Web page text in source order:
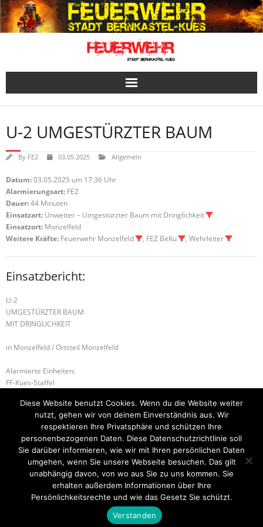
Skip
to
content
U-2 UMGESTÜRZTER BAUM
By FE2 03.05.2025 Allgemein
Datum:03.05.2025 um 17:36 Uhr
Alarmierungsart: FEZ
Dauer:44 Minuten
Einsatzart: Unwetter – Umgestürzter Baum mit Dringlichkeit
Einsatzort: Monzelfeld
Weitere Kräfte: Feuerwehr Monzelfeld , FEZ BeKu , Wehrleiter
Einsatzbericht:
U-2
UMGESTÜRZTER BAUM
MIT DRINGLICHKEIT
in Monzelfeld / Ortsteil Monzelfeld
Alarmierte Einheiten:
FF-Kues-Staffel
FF-Monzelfeld
H-1 EINFACHE HILFELEISTUNG B-2 BRANDMELDEANLAGE
Startseite Einsätze Mitglied werden Über uns
Kontakt
Think Up Themes Ltd. Powered by
Diese Website benutzt Cookies. Wenn du die Website weiter
nutzt, gehen wir von deinem Einverständnis aus. Wir
respektieren Ihre Privatsphäre und schützen Ihre
personenbezogenen Daten. Diese Datenschutzrichtlinie soll
Sie darüber informieren, wie wir mit Ihren persönlichen Daten
umgehen, wenn Sie unsere Webseite besuchen. Das gilt
unabhängig davon, von wo aus Sie zu uns kommen. Sie
erhalten außerdem Informationen über Ihre
Persönlichkeitsrechte und wie das Gesetz Sie schützt.
Verstanden